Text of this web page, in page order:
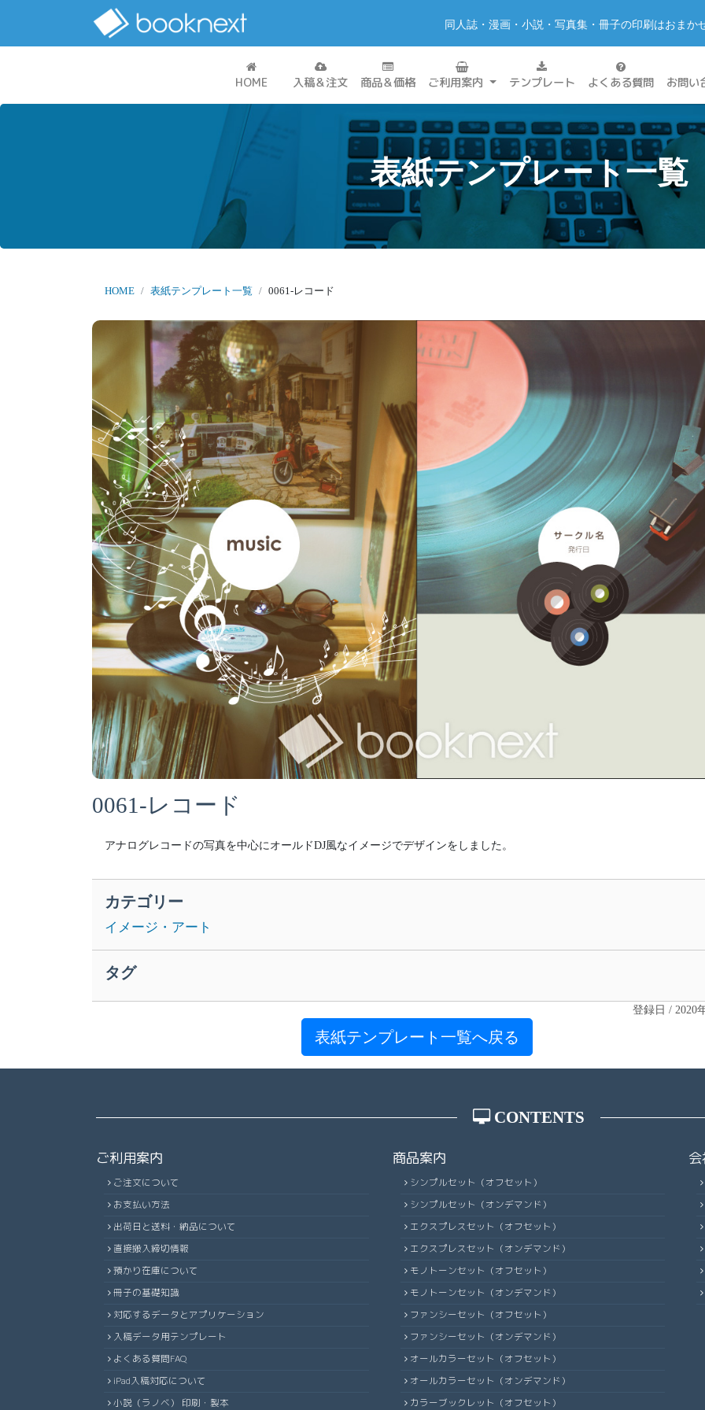
同人誌・漫画・小説・写真集・冊子の印刷はおまか
HOME 入稿＆注文 商品＆価格 ご利用案内 テンプレート よくある質問 お問い
表紙テンプレート一覧
HOME 表紙テンプレート一覧 0061-レコード
0061-レコード
アナログレコードの写真を中心にオールドDJ風なイメージでデザインをしました。
カテゴリー
イメージ・アート
タグ
登録日 / 2020
表紙テンプレート一覧へ戻る
CONTENTS
ご利用案内
ご注文について
お支払い方法
出荷日と送料・納品について
直接搬入締切情報
預かり在庫について
冊子の基礎知識
対応するデータとアプリケーション
入稿データ用テンプレート
よくある質問FAQ
iPad入稿対応について
小説（ラノベ） 印刷・製本
商品案内
シンプルセット（オフセット）
シンプルセット（オンデマンド）
エクスプレスセット（オフセット）
エクスプレスセット（オンデマンド）
モノトーンセット（オフセット）
モノトーンセット（オンデマンド）
ファンシーセット（オフセット）
ファンシーセット（オンデマンド）
オールカラーセット（オフセット）
オールカラーセット（オンデマンド）
カラーブックレット（オフセット）